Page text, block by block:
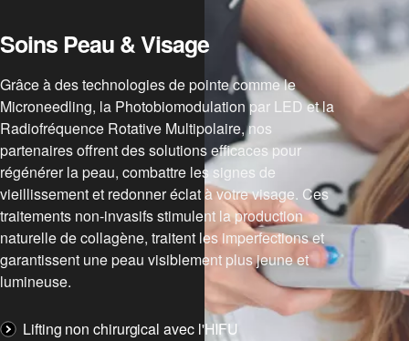
Soins Peau & Visage
Grâce à des technologies de pointe comme le
Microneedling, la Photobiomodulation par LED et la
Radiofréquence Rotative Multipolaire, nos
partenaires offrent des solutions efficaces pour
régénérer la peau, combattre les signes de
vieillissement et redonner éclat à votre visage. Ces
traitements non-invasifs stimulent la production
naturelle de collagène, traitent les imperfections et
garantissent une peau visiblement plus jeune et
lumineuse.
Lifting non chirurgical avec l'HIFU